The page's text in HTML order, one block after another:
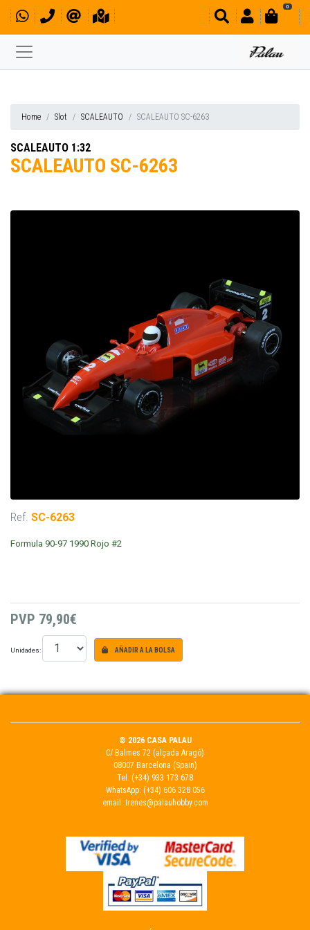
0
Home Slot SCALEAUTO SCALEAUTO SC-6263
SCALEAUTO 1:32
SCALEAUTO SC-6263
Ref. SC-6263
Formula 90-97 1990 Rojo #2
PVP 79,90€
Unidades: AÑADIR A LA BOLSA
© 2026 CASA PALAU
C/ Balmes 72 (alçada Aragó)
08007 Barcelona (Spain)
Tel. (+34) 933 173 678
WhatsApp: (+34) 606 328 056
email: trenes@palauhobby.com